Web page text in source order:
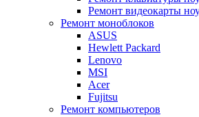
Ремонт видеокарты
Ремонт моноблоков
ASUS
Hewlett Packard
Lenovo
MSI
Acer
Fujitsu
Ремонт компьютеров